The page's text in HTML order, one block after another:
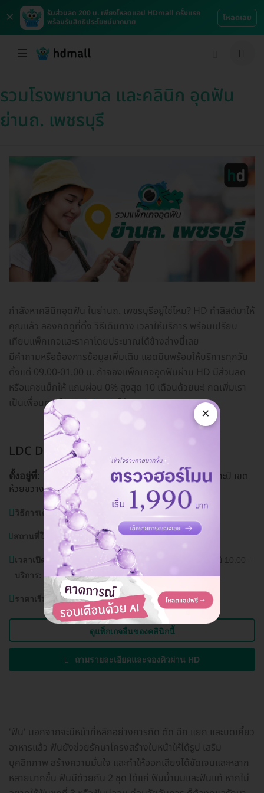
×
รับส่วนลด 200 บ. เพียงโหลดแอป HDmall ครั้งแรก
พร้อมรับสิทธิประโยชน์มากมาย
โหลดเลย
รวมโรงพยาบาล และคลินิก อุดฟัน
ย่านถ. เพชรบุรี
กำลังหาคลินิกอุดฟัน ในย่านถ. เพชรบุรีอยู่ใช่ไหม? HD ทำลิสต์มาให้
คุณแล้ว ลองกดดูที่ตั้ง วิธีเดินทาง เวลาให้บริการ พร้อมเปรียบ
เทียบแพ็กเกจและราคาโดยประมาณได้ข้างล่างนี้เลย
มีคำถามหรือต้องการข้อมูลเพิ่มเติม แอดมินพร้อมให้บริการทุกวัน
ตั้งแต่ 09.00-01.00 น. ถ้าจองแพ็กเกจอุดฟันผ่าน HD มีส่วนลด
หรือแคชแบ็กให้ แถมผ่อน 0% สูงสุด 10 เดือนด้วยนะ! กดเพิ่มเรา
เป็นเพื่อนทางไลน์@hdcothได้เลย
LDC Dental สาขาถนนเพชรบุรี
ตั้งอยู่ที่: 1966-1968 ถ. เพชรบุรีตัดใหม่ 38/1 แขวงบางกะปิ เขต
ห้วยขวาง กรุงเทพมหานคร 10310
ดูแผนที่คลินิก
วิธีการเดินทาง:รถเมล์สาย 11,23,ปอ 11
สถานที่ใกล้เคียง: โรงพยาบาลพระราม 9
เวลาเปิด
บริการ:
วันจันทร์ - เสาร์ 10.00 - 19.00 น. วันอาทิตย์ 10.00 -
18.00 น.
ราคาเริ่มต้นที่1,100 บาท
ดูแพ็กเกจอื่นของคลินิกนี้
ถามรายละเอียดและจองคิวผ่าน HD
'ฟัน' นอกจากจะมีหน้าที่หลักอย่างการกัด ตัด ฉีก แยก และบดเคี้ยว
อาหารแล้ว ฟันยังช่วยรักษาโครงสร้างใบหน้าให้ได้รูป เสริม
บุคลิกภาพ สร้างความมั่นใจ และทำให้ออกเสียงได้ชัดเจนและหลาก
หลายมากขึ้น ฟันมีด้วยกัน 2 ชุด ได้แก่ ฟันน้ำนมและฟันแท้ หากไม่
×